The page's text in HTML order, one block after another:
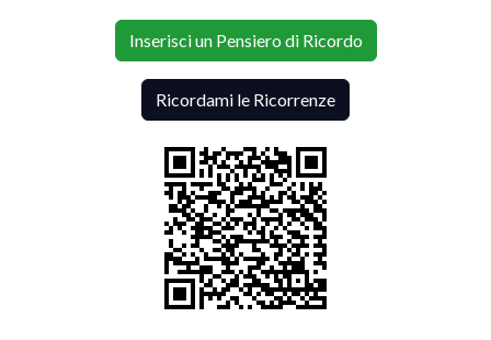
Inserisci un Pensiero di Ricordo
Ricordami le Ricorrenze